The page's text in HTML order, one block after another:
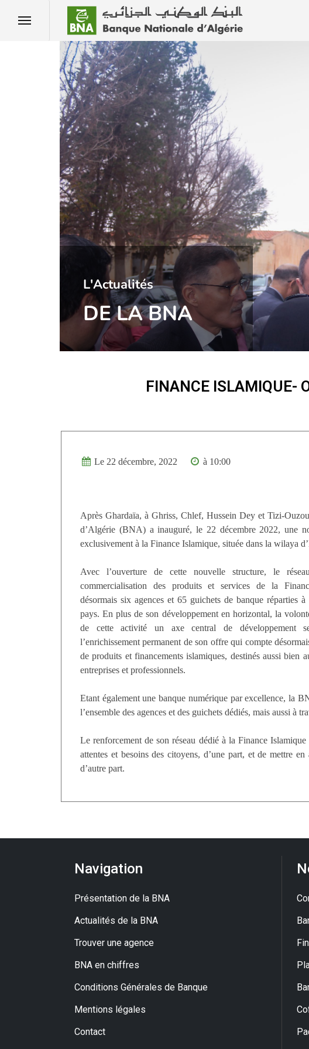
l'Actualités
DE LA BNA
FINANCE ISLAMIQUE-
Le 22 décembre, 2022 à 10:00
Après Ghardaïa, à Ghriss, Chlef, Hussein Dey et Tizi-
d’Algérie (BNA) a inauguré, le 22 décembre 2022, une
exclusivement à la Finance Islamique, située dans la wilaya
Avec l’ouverture de cette nouvelle structure, le
commercialisation des produits et services de la
désormais six agences et 65 guichets de banque réparties
pays. En plus de son développement en horizontal, la
de cette activité un axe central de développement
l’enrichissement permanent de son offre qui compte
de produits et financements islamiques, destinés aussi bien
entreprises et professionnels.
Etant également une banque numérique par excellence, la
l’ensemble des agences et des guichets dédiés, mais aussi à
Le renforcement de son réseau dédié à la Finance
attentes et besoins des citoyens, d’une part, et de mettre
d’autre part.
Navigation
Présentation de la BNA
Actualités de la BNA
Trouver une agence
BNA en chiffres
Conditions Générales de Banque
Mentions légales
Contact